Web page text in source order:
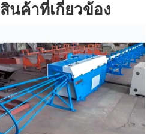
สินค้าที่เกี่ยวข้อง